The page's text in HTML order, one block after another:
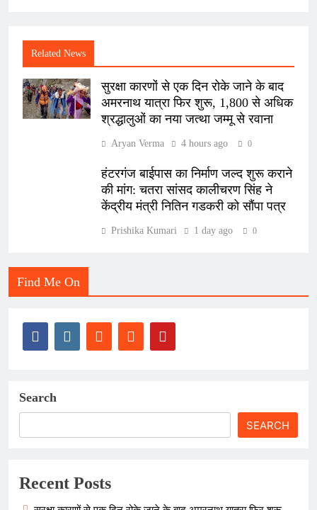
Related News
सुरक्षा कारणों से एक दिन रोके जाने के बाद
अमरनाथ यात्रा फिर शुरू, 1,800 से अधिक
श्रद्धालुओं का नया जत्था जम्मू से रवाना
Aryan Verma 4 hours ago 0
हंटरगंज बाईपास का निर्माण जल्द शुरू कराने
की मांग: चतरा सांसद कालीचरण सिंह ने
केंद्रीय मंत्री नितिन गडकरी को सौंपा पत्र
Prishika Kumari 1 day ago 0
Find Me On
Search
SEARCH
Recent Posts